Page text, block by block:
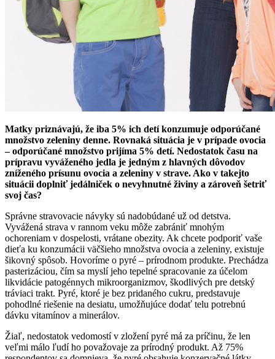
Matky priznávajú, že iba 5% ich detí konzumuje odporúčané
množstvo zeleniny denne. Rovnaká situácia je v prípade ovocia
– odporúčané množstvo prijíma 5% detí. Nedostatok času na
prípravu vyváženého jedla je jedným z hlavných dôvodov
zníženého prísunu ovocia a zeleniny v strave. Ako v takejto
situácii doplniť jedálniček o nevyhnutné živiny a zároveň šetriť
svoj čas?
Správne stravovacie návyky sú nadobúdané už od detstva.
Vyvážená strava v rannom veku môže zabrániť mnohým
ochoreniam v dospelosti, vrátane obezity. Ak chcete podporiť vaše
dieťa ku konzumácii väčšieho množstva ovocia a zeleniny, existuje
šikovný spôsob. Hovoríme o pyré – prírodnom produkte. Prechádza
pasterizáciou, čím sa myslí jeho tepelné spracovanie za účelom
likvidácie patogénnych mikroorganizmov, škodlivých pre detský
tráviaci trakt. Pyré, ktoré je bez pridaného cukru, predstavuje
pohodlné riešenie na desiatu, umožňujúce dodať telu potrebnú
dávku vitamínov a minerálov.
Žiaľ, nedostatok vedomostí v zložení pyré má za príčinu, že len
veľmi málo ľudí ho považovaje za prírodný produkt. Až 75%